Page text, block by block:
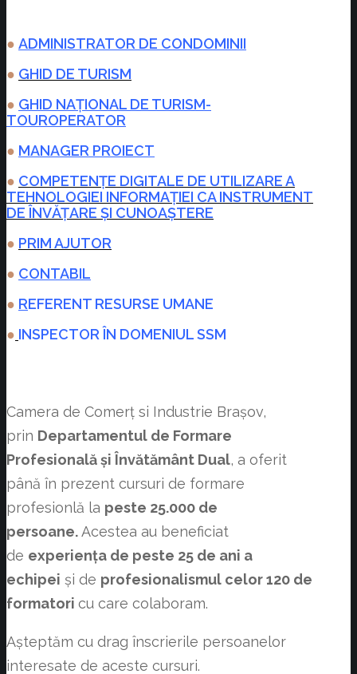
● ADMINISTRATOR DE CONDOMINII
● GHID DE TURISM
● GHID NAȚIONAL DE TURISM-
TOUROPERATOR
● MANAGER PROIECT
● COMPETENŢE DIGITALE DE UTILIZARE A
TEHNOLOGIEI INFORMAȚIEI CA INSTRUMENT
DE ÎNVĂȚARE ȘI CUNOAȘTERE
● PRIM AJUTOR
● CONTABIL
● REFERENT RESURSE UMANE
● INSPECTOR ÎN DOMENIUL SSM
Camera de Comerț si Industrie Brașov,
prin Departamentul de Formare
Profesională și Învătământ Dual, a oferit
până în prezent cursuri de formare
profesionlă la peste 25.000 de
persoane.Acestea au beneficiat
de experiența de peste 25 de ani a
echipei și de profesionalismul celor 120 de
formatori cu care colaboram.
Așteptăm cu drag înscrierile persoanelor
interesate de aceste cursuri.